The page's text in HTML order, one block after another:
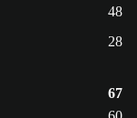
48
28
67